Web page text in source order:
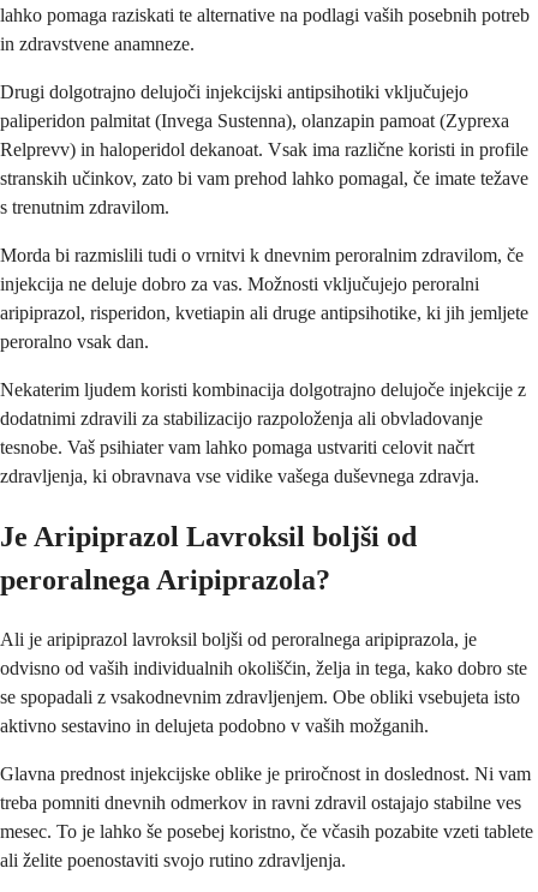
lahko pomaga raziskati te alternative na podlagi vaših posebnih potreb
in zdravstvene anamneze.
Drugi dolgotrajno delujoči injekcijski antipsihotiki vključujejo
paliperidon palmitat (Invega Sustenna), olanzapin pamoat (Zyprexa
Relprevv) in haloperidol dekanoat. Vsak ima različne koristi in profile
stranskih učinkov, zato bi vam prehod lahko pomagal, če imate težave
s trenutnim zdravilom.
Morda bi razmislili tudi o vrnitvi k dnevnim peroralnim zdravilom, če
injekcija ne deluje dobro za vas. Možnosti vključujejo peroralni
aripiprazol, risperidon, kvetiapin ali druge antipsihotike, ki jih jemljete
peroralno vsak dan.
Nekaterim ljudem koristi kombinacija dolgotrajno delujoče injekcije z
dodatnimi zdravili za stabilizacijo razpoloženja ali obvladovanje
tesnobe. Vaš psihiater vam lahko pomaga ustvariti celovit načrt
zdravljenja, ki obravnava vse vidike vašega duševnega zdravja.
Je Aripiprazol Lavroksil boljši od
peroralnega Aripiprazola?
Ali je aripiprazol lavroksil boljši od peroralnega aripiprazola, je
odvisno od vaših individualnih okoliščin, želja in tega, kako dobro ste
se spopadali z vsakodnevnim zdravljenjem. Obe obliki vsebujeta isto
aktivno sestavino in delujeta podobno v vaših možganih.
Glavna prednost injekcijske oblike je priročnost in doslednost. Ni vam
treba pomniti dnevnih odmerkov in ravni zdravil ostajajo stabilne ves
mesec. To je lahko še posebej koristno, če včasih pozabite vzeti tablete
ali želite poenostaviti svojo rutino zdravljenja.